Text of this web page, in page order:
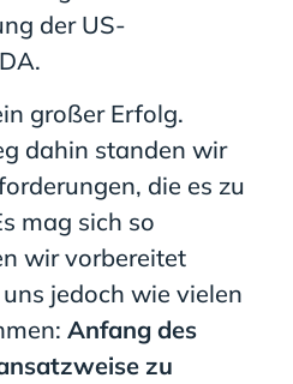
der US-
großer Erfolg.
dahin standen wir
die es zu
mag sich so
n wir vorbereitet
uns jedoch wie vielen
Anfang des
zu